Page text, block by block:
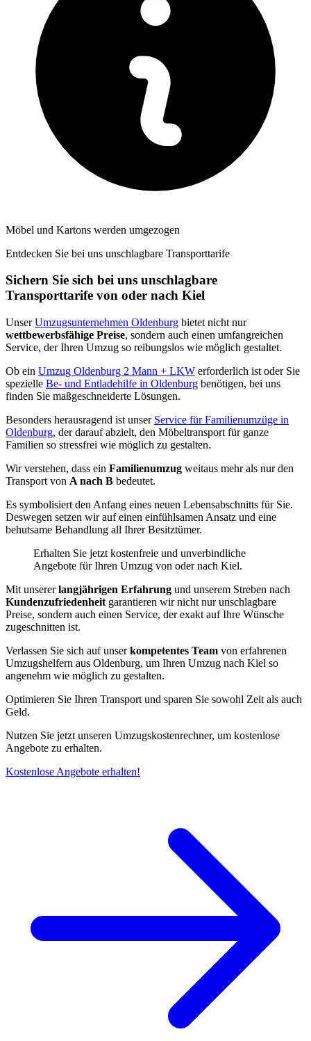
Möbel und Kartons werden umgezogen
Entdecken Sie bei uns unschlagbare Transporttarife
Sichern Sie sich bei uns unschlagbare
Transporttarife von oder nach Kiel
UnserUmzugsunternehmen Oldenburg bietet nicht nur
wettbewerbsfähige Preise, sondern auch einen umfangreichen
Service, der Ihren Umzug so reibungslos wie möglich gestaltet.
Ob ein Umzug Oldenburg 2 Mann + LKW erforderlich ist oder Sie
spezielle Be- und Entladehilfe in Oldenburg benötigen, bei uns
finden Sie maßgeschneiderte Lösungen.
Besonders herausragend ist unser Service für Familienumzüge in
Oldenburg, der darauf abzielt, den Möbeltransport für ganze
Familien so stressfrei wie möglich zu gestalten.
Wir verstehen, dass ein Familienumzug weitaus mehr als nur den
Transport von A nach B bedeutet.
Es symbolisiert den Anfang eines neuen Lebensabschnitts für Sie.
Deswegen setzen wir auf einen einfühlsamen Ansatz und eine
behutsame Behandlung all Ihrer Besitztümer.
Erhalten Sie jetzt kostenfreie und unverbindliche
Angebote für Ihren Umzug von oder nach Kiel.
Mit unsererlangjährigen Erfahrung und unserem Streben nach
Kundenzufriedenheit garantieren wir nicht nur unschlagbare
Preise, sondern auch einen Service, der exakt auf Ihre Wünsche
zugeschnitten ist.
Verlassen Sie sich auf unserkompetentes Team von erfahrenen
Umzugshelfern aus Oldenburg, um Ihren Umzug nach Kiel so
angenehm wie möglich zu gestalten.
Optimieren Sie Ihren Transport und sparen Sie sowohl Zeit als auch
Geld.
Nutzen Sie jetzt unseren Umzugskostenrechner, um kostenlose
Angebote zu erhalten.
Kostenlose Angebote erhalten!